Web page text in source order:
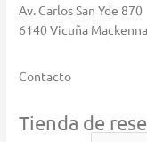
Av. Carlos San Yde 870
6140 Vicuña
Contacto
Tienda de